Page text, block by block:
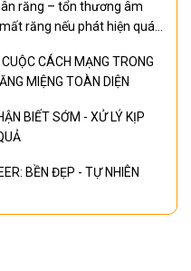
răng – tổn thương âm
răng nếu phát hiện quá
CÁCH MẠNG TRONG
MIỆNG TOÀN DIỆN
BIẾT SỚM - XỬ LÝ KỊP
BỀN ĐẸP - TỰ NHIÊN